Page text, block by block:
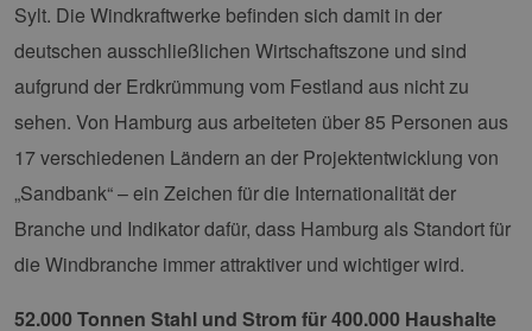
Sylt. Die Windkraftwerke befinden sich damit in der
deutschen ausschließlichen Wirtschaftszone und sind
aufgrund der Erdkrümmung vom Festland aus nicht zu
sehen. Von Hamburg aus arbeiteten über 85 Personen aus
17 verschiedenen Ländern an der Projektentwicklung von
„Sandbank“ – ein Zeichen für die Internationalität der
Branche und Indikator dafür, dass Hamburg als Standort für
die Windbranche immer attraktiver und wichtiger wird.
52.000 Tonnen Stahl und Strom für 400.000 Haushalte